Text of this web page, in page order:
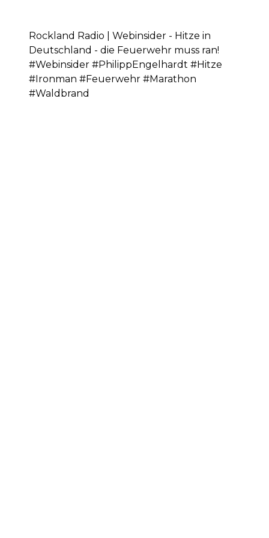
Rockland Radio | Webinsider - Hitze in
Deutschland - die Feuerwehr muss ran!
#Webinsider #PhilippEngelhardt #Hitze
#Ironman #Feuerwehr #Marathon
#Waldbrand